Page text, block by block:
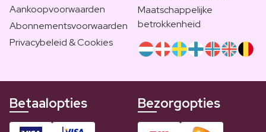
Aankoopvoorwaarden
Abonnementsvoorwaarden
Privacybeleid & Cookies
Maatschappelijke
betrokkenheid
Betaalopties Bezorgopties